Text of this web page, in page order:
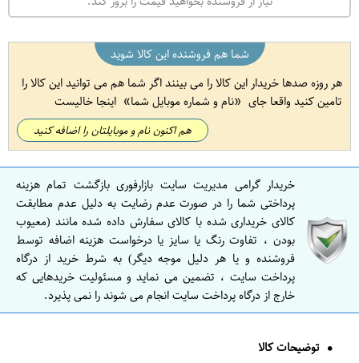
شما هم فروشنده این کالا شوید
هر روزه صدها خریدار این کالا را می بینند اگر شما هم می توانید این کالا را
تامین کنید واقعا جای
نام و شماره موبایل شما اینجا خالیست
هم اکنون نام و موبایلتان را اضافه کنید
خریدار گرامی مدیریت سایت بازارفوری بازگشت تمام هزینه
پرداختی شما را در صورت عدم رضایت به دلیل عدم مطابقت
کالای خریداری شده با کالای سفارش داده شده مانند (معیوب
بودن ، تفاوت رنگ یا سایز یا درخواست هزینه اضافه توسط
فروشنده و یا هر دلیل موجه دیگر) به شرط خرید از درگاه
پرداخت سایت ، تضمین می نماید و مسئولیت خریدهایی که
خارج از درگاه پرداخت سایت انجام می شوند را نمی پذیرد.
توضیحات کالا